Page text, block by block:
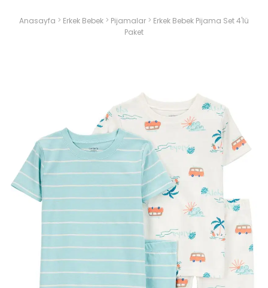
Anasayfa > Erkek Bebek > Pijamalar > Erkek Bebek Pijama Set 4'lü
Paket